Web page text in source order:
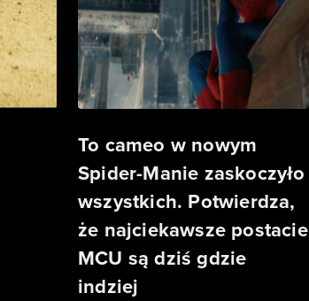
To cameo w nowym
Spider-Manie zaskoczyło
wszystkich. Potwierdza,
że najciekawsze postacie
MCU są dziś gdzie
indziej